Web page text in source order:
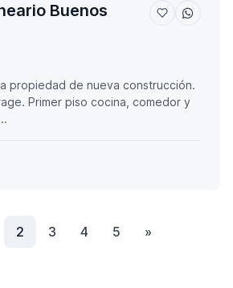
Buenos
propiedad de nueva construcción.
Primer piso cocina, comedor y
2 (actual)
3 4 5 »